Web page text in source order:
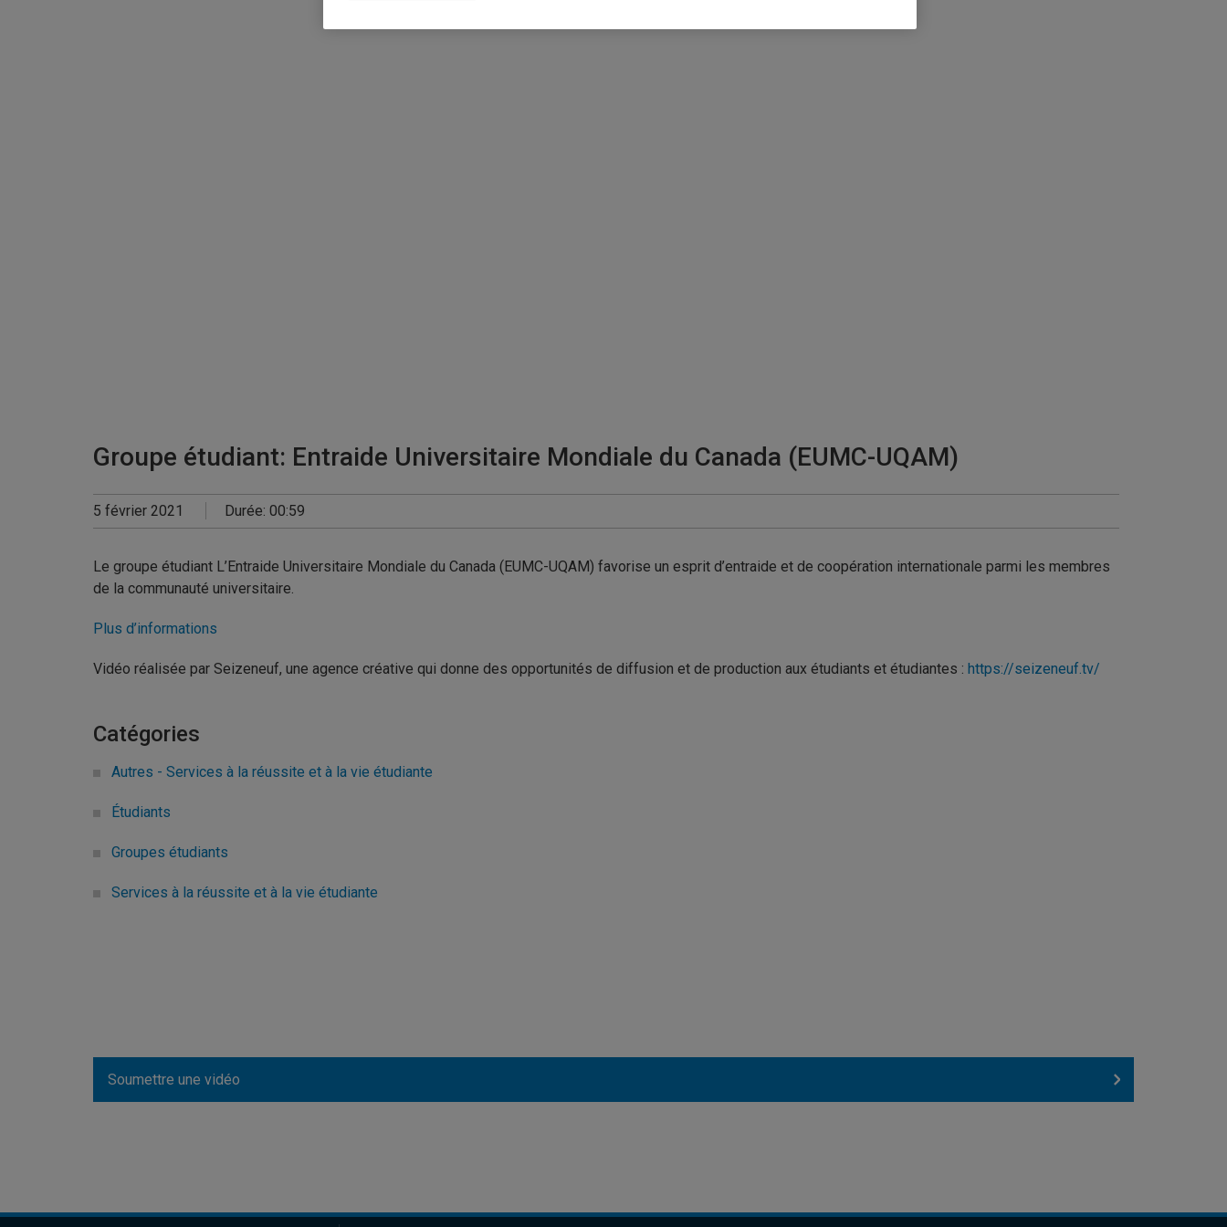
Groupe étudiant: Entraide Universitaire Mondiale du Canada (EUMC-UQAM)
5 février 2021 Durée: 00:59
Le groupe étudiant L’Entraide Universitaire Mondiale du Canada (EUMC-UQAM) favorise un esprit d’entraide et de coopération internationale parmi les membres
de la communauté universitaire.
Plus d’informations
Vidéo réalisée par Seizeneuf, une agence créative qui donne des opportunités de diffusion et de production aux étudiants et étudiantes : https://seizeneuf.tv/
Catégories
Autres - Services à la réussite et à la vie étudiante
Étudiants
Groupes étudiants
Services à la réussite et à la vie étudiante
Soumettre une vidéo